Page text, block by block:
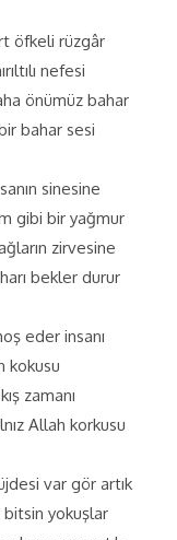
öfkeli rüzgâr
nefesi
önümüz bahar
bir bahar sesi
sinesine
gibi bir yağmur
zirvesine
bekler durur
eder insanı
kokusu
zamanı
Allah korkusu
var gör artık
bitsin yokuşlar